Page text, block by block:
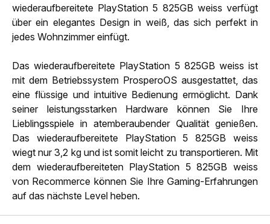
wiederaufbereitete PlayStation 5 825GB weiss verfügt
über ein elegantes Design in weiß, das sich perfekt in
jedes Wohnzimmer einfügt.
Das wiederaufbereitete PlayStation 5 825GB weiss ist
mit dem Betriebssystem ProsperoOS ausgestattet, das
eine flüssige und intuitive Bedienung ermöglicht. Dank
seiner leistungsstarken Hardware können Sie Ihre
Lieblingsspiele in atemberaubender Qualität genießen.
Das wiederaufbereitete PlayStation 5 825GB weiss
wiegt nur 3,2 kg und ist somit leicht zu transportieren. Mit
dem wiederaufbereiteten PlayStation 5 825GB weiss
von Recommerce können Sie Ihre Gaming-Erfahrungen
auf das nächste Level heben.